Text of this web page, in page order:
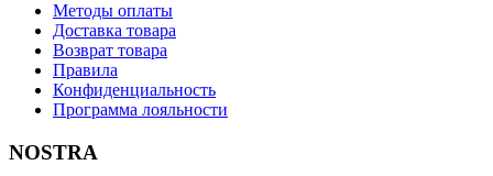
Методы оплаты
Доставка товара
Возврат товара
Правила
Конфиденциальность
Программа лояльности
NOSTRA